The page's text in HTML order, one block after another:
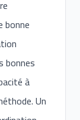
bonne
bonnes
à
Un